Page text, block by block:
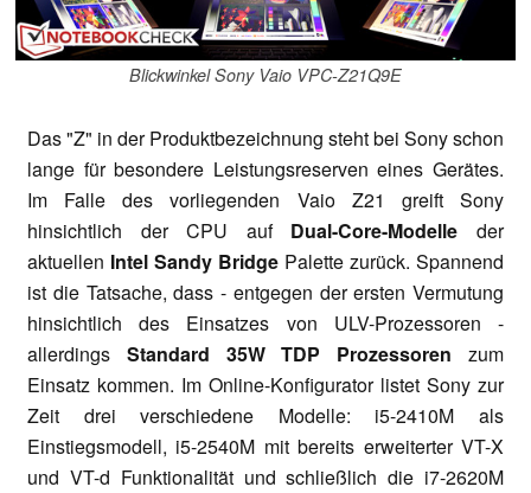
Blickwinkel Sony Vaio VPC-Z21Q9E
Das "Z" in der Produktbezeichnung steht bei Sony schon
lange für besondere Leistungsreserven eines Gerätes.
Im Falle des vorliegenden Vaio Z21 greift Sony
hinsichtlich der CPU auf Dual-Core-Modelle der
aktuellen Intel Sandy Bridge Palette zurück. Spannend
ist die Tatsache, dass - entgegen der ersten Vermutung
hinsichtlich des Einsatzes von ULV-Prozessoren -
allerdings Standard 35W TDP Prozessoren zum
Einsatz kommen. Im Online-Konfigurator listet Sony zur
Zeit drei verschiedene Modelle: i5-2410M als
Einstiegsmodell, i5-2540M mit bereits erweiterter VT-X
und VT-d Funktionalität und schließlich die i7-2620M